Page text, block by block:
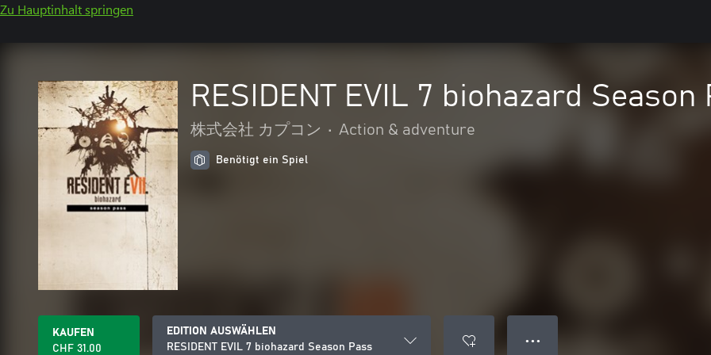
Zu Hauptinhalt springen
RESIDENT EVIL 7 biohazard Season
株式会社 カプコン • Action & adventure
Benötigt ein Spiel
KAUFEN
CHF 31.00
EDITION AUSWÄHLEN
RESIDENT EVIL 7 biohazard Season Pass
● ● ●